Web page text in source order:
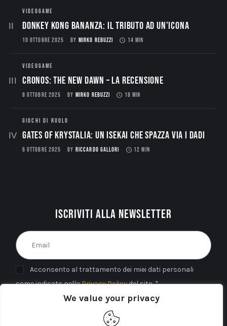
We value your privacy
VIDEOGAME
Donkey Kong Bananza: Il Tributo ad un’Icona
10 OTTOBRE 2025 BY MIRKO REBUZZI 14 MIN
VIDEOGAME
CRONOS: THE NEW DAWN – La Recensione
8 OTTOBRE 2025 BY MIRKO REBUZZI 18 MIN
GIOCHI DI RUOLO
Gates of Krystalia: Un Isekai che spazza via i dadi
6 OTTOBRE 2025 BY RICCARDO GALLORI 12 MIN
Iscriviti alla newsletter
Acconsento al trattamento dei miei dati personali
come indicato nellaPrivacy Policydel sito. *
INVIA